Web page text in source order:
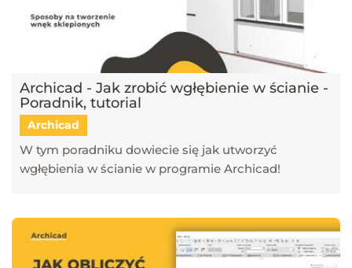
Archicad - Jak zrobić wgłębienie w ścianie -
Poradnik, tutorial
Archicad
W tym poradniku dowiecie się jak utworzyć
wgłębienia w ścianie w programie Archicad!